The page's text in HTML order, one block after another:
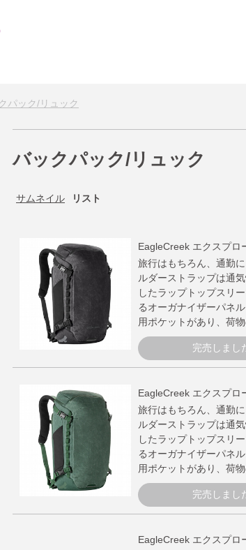
パック/リュック
バックパック/リュック
サムネイル リスト
EagleCreek エクスプロ
旅行はもちろん、通勤
ルダーストラップは通
したラップトップスリ
るオーガナイザーパネ
用ポケットがあり、荷
完売しまし
EagleCreek エクスプロ
旅行はもちろん、通勤
ルダーストラップは通
したラップトップスリ
るオーガナイザーパネ
用ポケットがあり、荷
完売しまし
EagleCreek エクスプロ